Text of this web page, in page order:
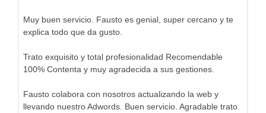
Muy buen servicio. Fausto es genial, super cercano y te
explica todo que da gusto.
Trato exquisito y total profesionalidad Recomendable
100% Contenta y muy agradecida a sus gestiones.
Fausto colabora con nosotros actualizando la web y
llevando nuestro Adwords. Buen servicio. Agradable trato.